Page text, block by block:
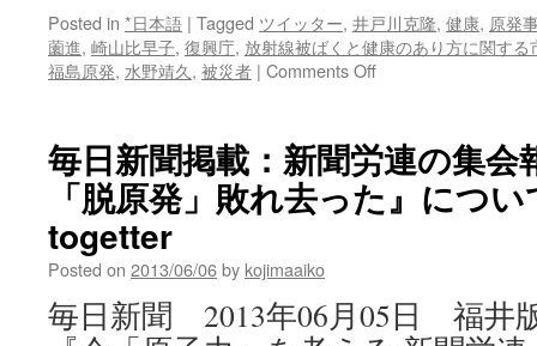
Posted in *日本語 | Tagged ツイッター, 井戸川克隆, 健康, 原発
薗進, 崎山比早子, 復興庁, 放射線被ばくと健康のあり方に関す
福島原発, 水野靖久 , 被災者 | Comments Offon
者
や
員
ツ
イ
毎日新聞掲載：新聞労連の集会
「脱原発」敗れ去った』につ
togetter
Posted on 2013/06/06by kojimaaiko
毎日新聞 2013年06月05日 福井